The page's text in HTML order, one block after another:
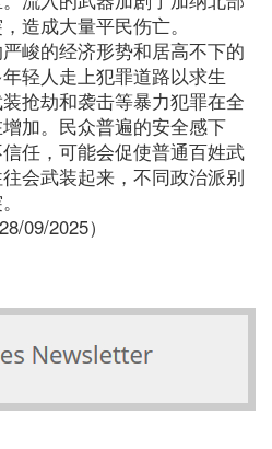
造成大量平民伤亡。
峻的经济形势和居高不下的
轻人走上犯罪道路以求生
抢劫和袭击等暴力犯罪在全
加。民众普遍的安全感下
任，可能会促使普通百姓武
会武装起来，不同政治派别
09/2025）